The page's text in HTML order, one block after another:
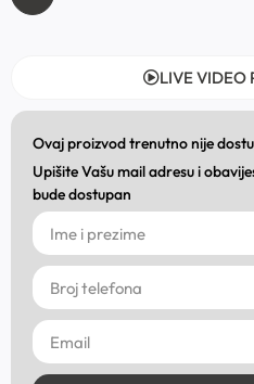
LIVE VIDEO
Ovaj proizvod trenutno nije
Upišite Vašu mail adresu i
bude dostupan